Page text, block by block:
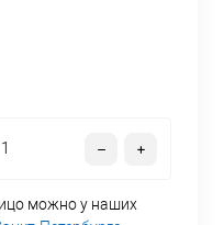
можно у наших